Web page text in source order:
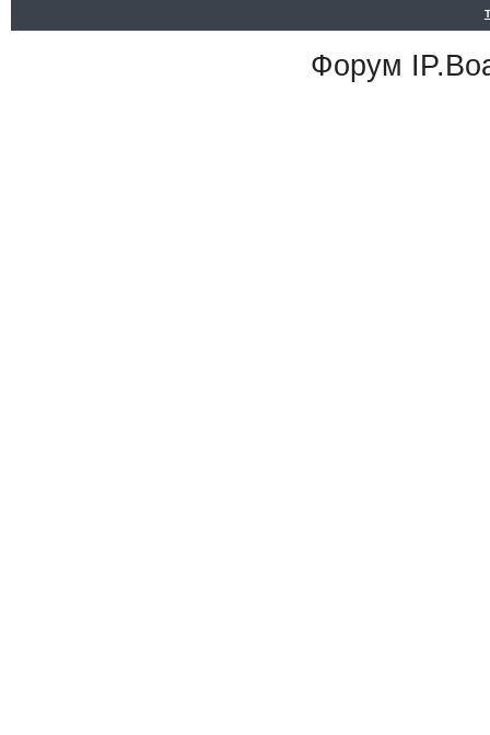
Форум